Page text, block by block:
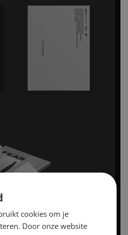
cookies om je
Door onze website